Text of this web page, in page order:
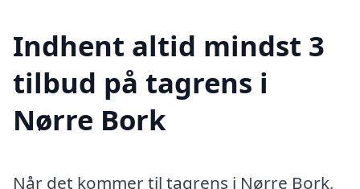
Indhent altid mindst 3
tilbud på tagrens i
Nørre Bork
Når det kommer til tagrens i Nørre Bork,